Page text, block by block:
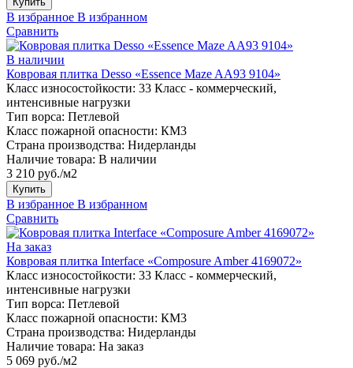
В избранное В избранном
Сравнить
В наличии
Ковровая плитка Desso «Essence Maze AA93 9104»
Класс износостойкости: 33 Класс - коммерческий,
интенсивные нагрузки
Тип ворса: Петлевой
Класс пожарной опасности: КМ3
Страна производства: Нидерланды
Наличие товара: В наличии
3 210 руб./м2
Купить
В избранное В избранном
Сравнить
На заказ
Ковровая плитка Interface «Composure Amber 4169072»
Класс износостойкости: 33 Класс - коммерческий,
интенсивные нагрузки
Тип ворса: Петлевой
Класс пожарной опасности: КМ3
Страна производства: Нидерланды
Наличие товара: На заказ
5 069 руб./м2